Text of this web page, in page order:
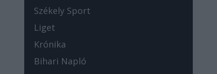
Székely Sport
Liget
Krónika
Bihari Napló